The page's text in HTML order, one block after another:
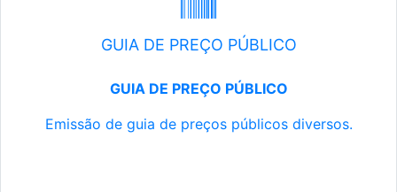
GUIA DE PREÇO PÚBLICO
GUIA DE PREÇO PÚBLICO
Emissão de guia de preços públicos diversos.